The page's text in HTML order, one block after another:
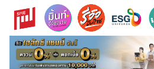
Skip
content
Search
for: